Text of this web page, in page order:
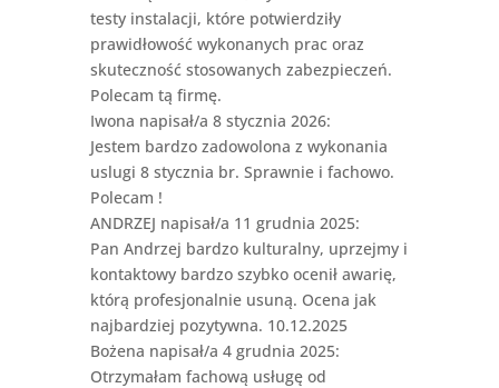
testy instalacji, które potwierdziły
prawidłowość wykonanych prac oraz
skuteczność stosowanych zabezpieczeń.
Polecam tą firmę.
Iwona napisał/a 8 stycznia 2026:
Jestem bardzo zadowolona z wykonania
uslugi 8 stycznia br. Sprawnie i fachowo.
Polecam !
ANDRZEJ napisał/a 11 grudnia 2025:
Pan Andrzej bardzo kulturalny, uprzejmy i
kontaktowy bardzo szybko ocenił awarię,
którą profesjonalnie usuną. Ocena jak
najbardziej pozytywna. 10.12.2025
Bożena napisał/a 4 grudnia 2025:
Otrzymałam fachową usługę od